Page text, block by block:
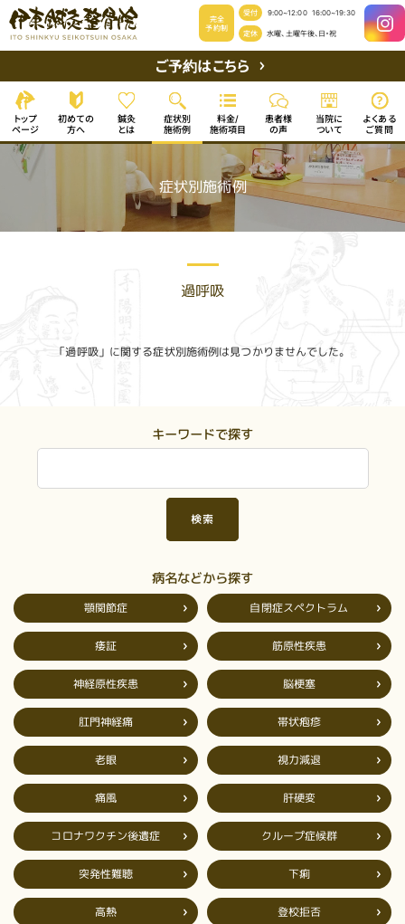
完全
予約制
受付 9:00~12:00 16:00~19:30
定休 水曜、土曜午後、日・祝
ご予約はこちら
トップ
ページ
初めての
方へ
鍼灸
とは
症状別
施術例
料金/
施術項目
患者様
の声
当院に
ついて
よくある
ご質問
症状別施術例
過呼吸
「過呼吸」に関する症状別施術例は見つかりませんでした。
キーワードで探す
病名などから探す
顎関節症 自閉症スペクトラム
痿証 筋原性疾患
神経原性疾患 脳梗塞
肛門神経痛 帯状疱疹
老眼 視力減退
痛風 肝硬変
コロナワクチン後遺症 クループ症候群
突発性難聴 下痢
高熱 登校拒否